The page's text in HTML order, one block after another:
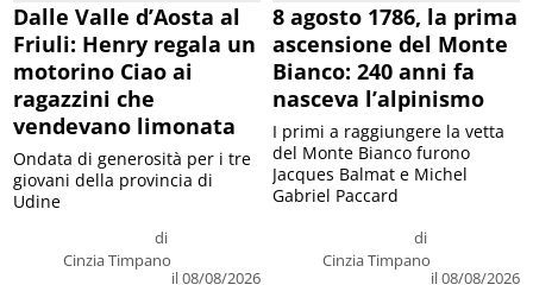
Dalle Valle d’Aosta al
Friuli: Henry regala un
motorino Ciao ai
ragazzini che
vendevano limonata
di
Cinzia Timpano
il 08/08/2026
Ondata di generosità per i tre
giovani della provincia di
Udine
8 agosto 1786, la prima
ascensione del Monte
Bianco: 240 anni fa
nasceva l’alpinismo
di
Cinzia Timpano
il 08/08/2026
I primi a raggiungere la vetta
del Monte Bianco furono
Jacques Balmat e Michel
Gabriel Paccard